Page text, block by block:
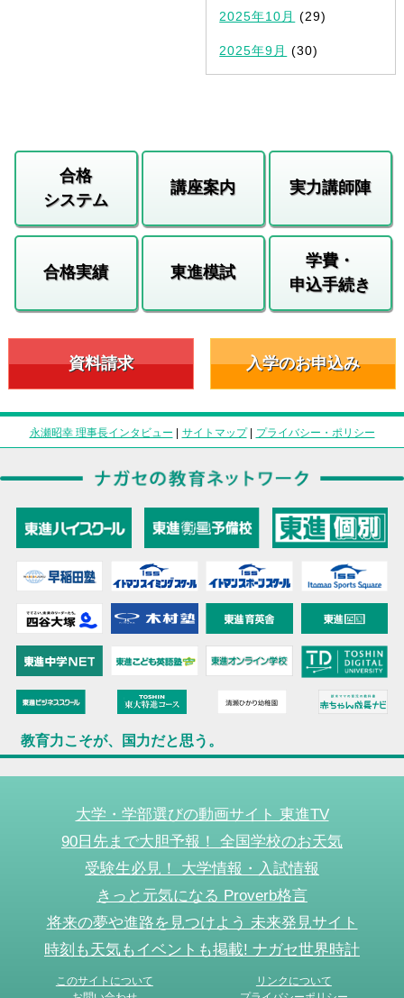
2025年10月 (29)
2025年9月 (30)
合格
システム
講座案内 実力講師陣
合格実績 東進模試
学費・
申込手続き
資料請求 入学のお申込み
永瀬昭幸 理事長インタビュー | サイトマップ| プライバシー・ポリシー
教育力こそが、国力だと思う。
大学・学部選びの動画サイト 東進TV
90日先まで大胆予報！ 全国学校のお天気
受験生必見！ 大学情報・入試情報
きっと元気になる Proverb格言
将来の夢や進路を見つけよう 未来発見サイト
時刻も天気もイベントも掲載! ナガセ世界時計
このサイトについて
リンクについて